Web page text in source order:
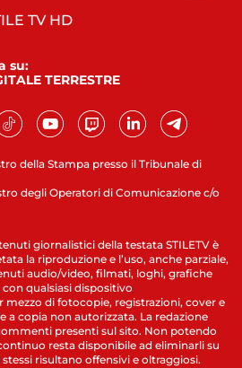
della Stampa presso il Tribunale di
degli Operatori di Comunicazione c/o
TV HD
su:
TERRESTRE
giornalistici della testata STILETV è
la riproduzione e l’uso, anche parziale,
audio/video, filmati, loghi, grafiche
qualsiasi dispositivo
di fotocopie, registrazioni, cover e
a copia non autorizzata. La redazione
presenti sul sito. Non potendo
resta disponibile ad eliminarli su
risultano offensivi e oltraggiosi.